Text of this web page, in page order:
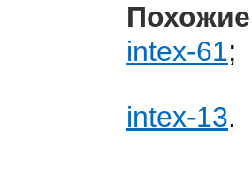
intex-61;
intex-13.